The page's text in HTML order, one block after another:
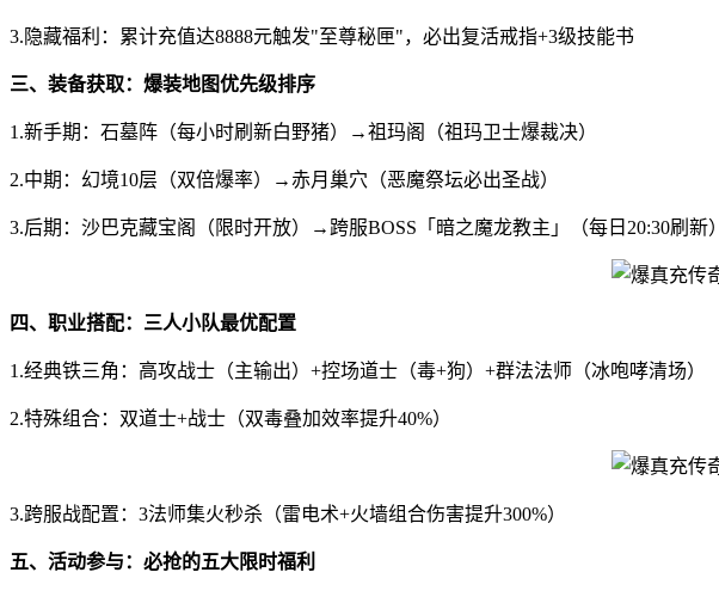
3.隐藏福利：累计充值达8888元触发"至尊秘匣"，必出复活戒指+3级技能书
三、装备获取：爆装地图优先级排序
1.新手期：石墓阵（每小时刷新白野猪）→祖玛阁（祖玛卫士爆裁决）
2.中期：幻境10层（双倍爆率）→赤月巢穴（恶魔祭坛必出圣战）
3.后期：沙巴克藏宝阁（限时开放）→跨服BOSS「暗之魔龙教主」（每日20:30刷新）
四、职业搭配：三人小队最优配置
1.经典铁三角：高攻战士（主输出）+控场道士（毒+狗）+群法法师（冰咆哮清场）
2.特殊组合：双道士+战士（双毒叠加效率提升40%）
3.跨服战配置：3法师集火秒杀（雷电术+火墙组合伤害提升300%）
五、活动参与：必抢的五大限时福利